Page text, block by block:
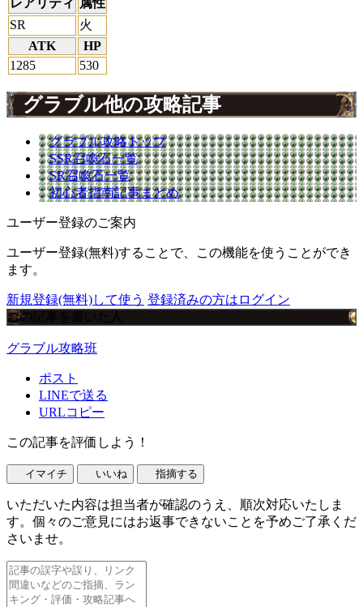
SR
火
ATK
HP
1285
530
グラブル他の攻略記事
グラブル攻略トップ
SSR召喚石一覧
SR召喚石一覧
初心者指南記事まとめ
ユーザー登録のご案内
ユーザー登録(無料)することで、この機能を使うことができ
ます。
新規登録(無料)して使う 登録済みの方はログイン
この記事を書いた人
グラブル攻略班
ポスト
LINEで送る
URLコピー
この記事を評価しよう！
イマイチ いいね 指摘する
いただいた内容は担当者が確認のうえ、順次対応いたしま
す。個々のご意見にはお返事できないことを予めご了承くだ
さいませ。